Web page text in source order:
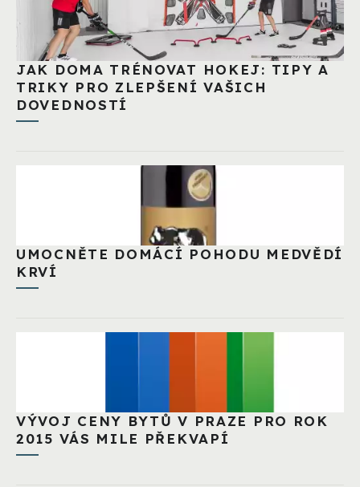
JAK DOMA TRÉNOVAT HOKEJ: TIPY A
TRIKY PRO ZLEPŠENÍ VAŠICH
DOVEDNOSTÍ
UMOCNĚTE DOMÁCÍ POHODU MEDVĚDÍ
KRVÍ
VÝVOJ CENY BYTŮ V PRAZE PRO ROK
2015 VÁS MILE PŘEKVAPÍ